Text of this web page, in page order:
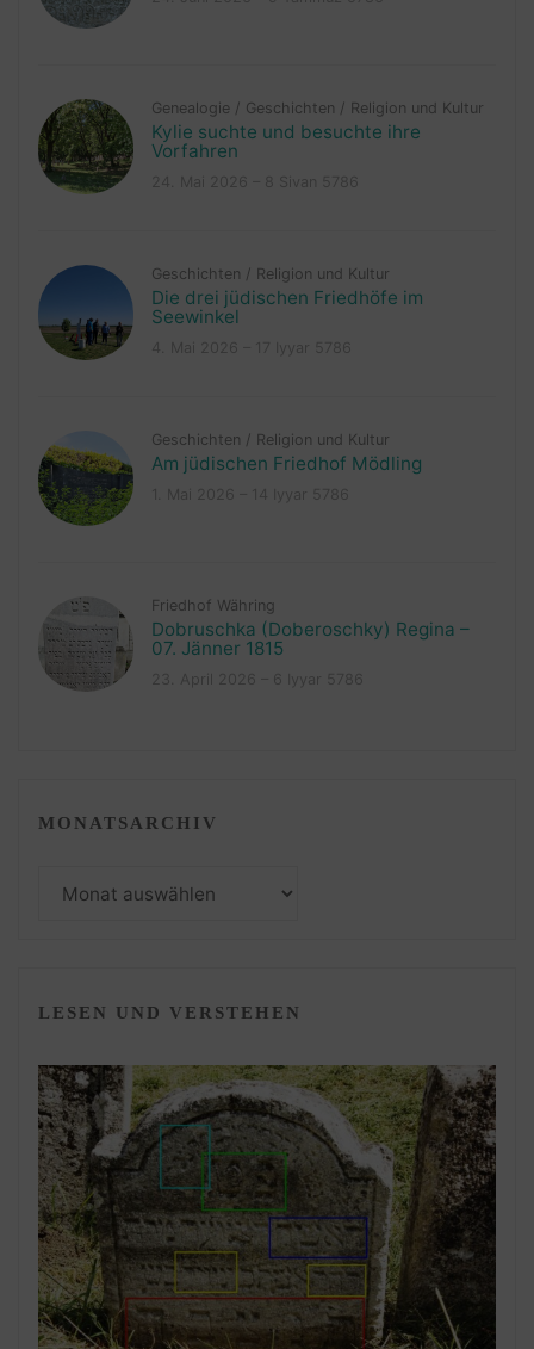
Genealogie / Geschichten / Religion und Kultur
Kylie suchte und besuchte ihre
Vorfahren
Geschichten / Religion und Kultur
Die drei jüdischen Friedhöfe im
Seewinkel
Geschichten / Religion und Kultur
Am jüdischen Friedhof Mödling
Friedhof Währing
Dobruschka (Doberoschky) Regina –
07. Jänner 1815
MONATSARCHIV
LESEN UND VERSTEHEN